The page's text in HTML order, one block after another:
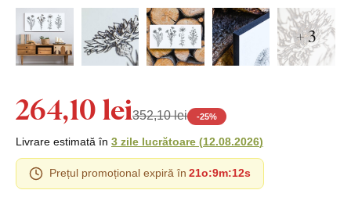
+ 3
264,10 lei352,10 lei -25%
Livrare estimată în 3 zile lucrătoare (12.08.2026)
Prețul promoțional expiră în 21o:9m:11s